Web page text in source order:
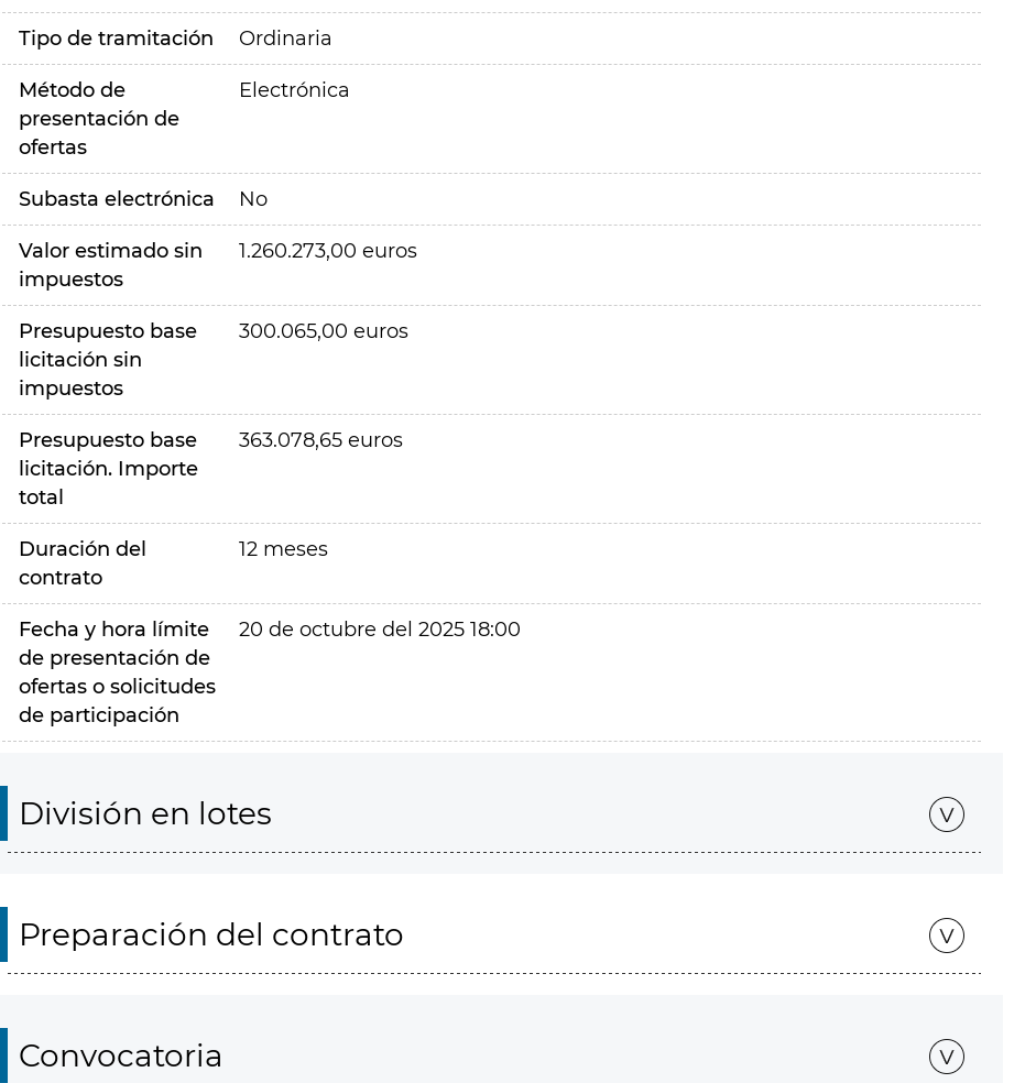
Tipo de tramitación Ordinaria
Método de
presentación de
ofertas
Electrónica
Subasta electrónica No
Valor estimado sin
impuestos
1.260.273,00 euros
Presupuesto base
licitación sin
impuestos
300.065,00 euros
Presupuesto base
licitación. Importe
total
363.078,65 euros
Duración del
contrato
12 meses
Fecha y hora límite
de presentación de
ofertas o solicitudes
de participación
20 de octubre del 2025 18:00
División en lotes
Preparación del contrato
Convocatoria